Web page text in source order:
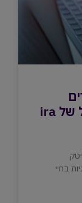
ועצמאים חייבים לעבור למודל של ira
בחיי